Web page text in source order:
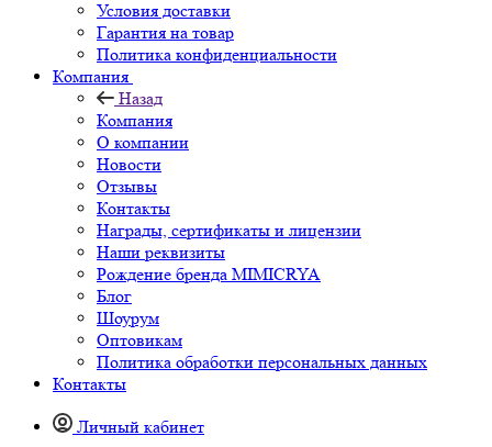
Условия доставки
Гарантия на товар
Политика конфиденциальности
Компания
Назад
Компания
О компании
Новости
Отзывы
Контакты
Награды, сертификаты и лицензии
Наши реквизиты
Рождение бренда MIMICRYA
Блог
Шоурум
Оптовикам
Политика обработки персональных данных
Контакты
Личный кабинет